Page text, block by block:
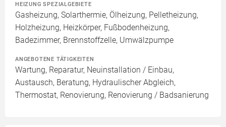
HEIZUNG SPEZIALGEBIETE
Gasheizung, Solarthermie, Ölheizung, Pelletheizung,
Holzheizung, Heizkörper, Fußbodenheizung,
Badezimmer, Brennstoffzelle, Umwälzpumpe
ANGEBOTENE TÄTIGKEITEN
Wartung, Reparatur, Neuinstallation / Einbau,
Austausch, Beratung, Hydraulischer Abgleich,
Thermostat, Renovierung, Renovierung / Badsanierung